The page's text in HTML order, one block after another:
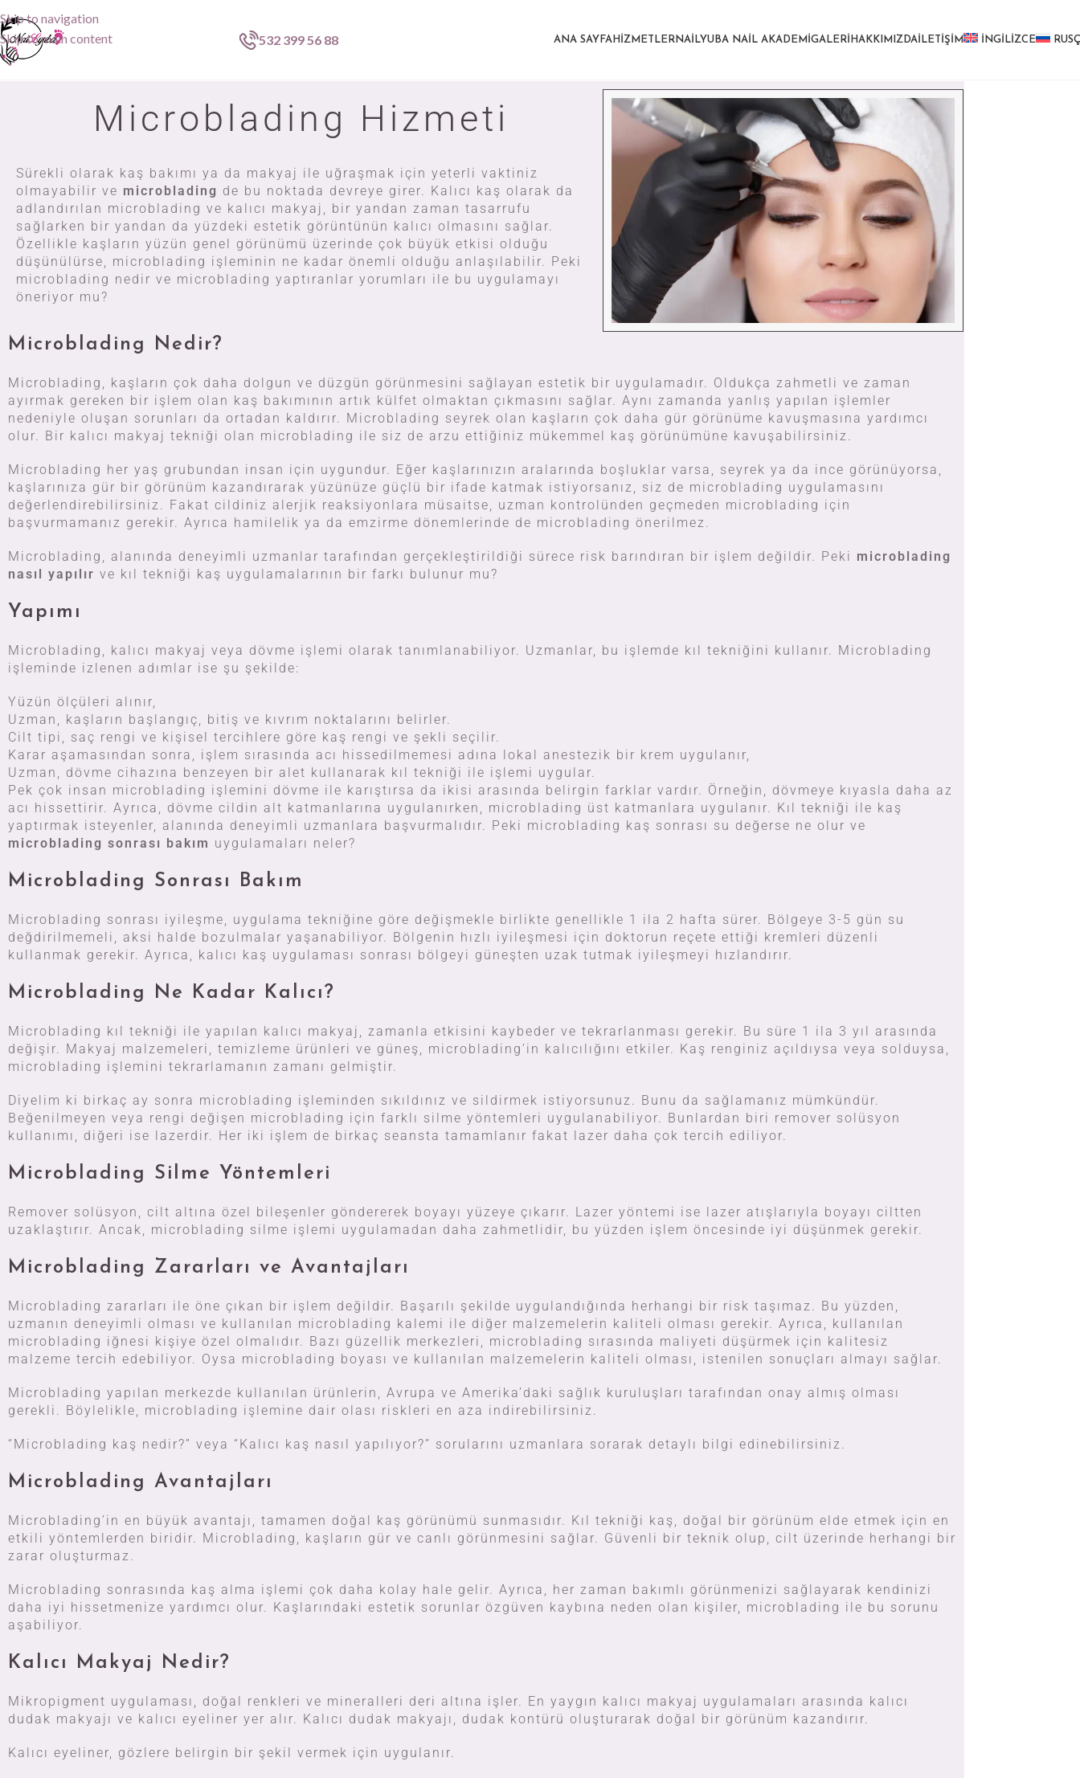
Skip to navigation
Skip to main content
532 399 56 88 ANA SAYFA HIZMETLER NAILYUBA NAIL AKADEMIGALERI HAKKIMIZDA İLETIŞIM İNGILIZCE
Microblading Hizmeti
Sürekli olarak kaş bakımı ya da makyaj ile uğraşmak için yeterli vaktiniz
olmayabilir ve microblading de bu noktada devreye girer. Kalıcı kaş olarak da
adlandırılan microblading ve kalıcı makyaj, bir yandan zaman tasarrufu
sağlarken bir yandan da yüzdeki estetik görüntünün kalıcı olmasını sağlar.
Özellikle kaşların yüzün genel görünümü üzerinde çok büyük etkisi olduğu
düşünülürse, microblading işleminin ne kadar önemli olduğu anlaşılabilir. Peki
microblading nedir ve microblading yaptıranlar yorumları ile bu uygulamayı
öneriyor mu?
Nailyuba
Tel : +9 0532 399 56 88
Whatsapp İçin Tıkla
Microblading Nedir?
Microblading, kaşların çok daha dolgun ve düzgün görünmesini sağlayan estetik bir uygulamadır. Oldukça zahmetli ve zaman
ayırmak gereken bir işlem olan kaş bakımının artık külfet olmaktan çıkmasını sağlar. Aynı zamanda yanlış yapılan işlemler
nedeniyle oluşan sorunları da ortadan kaldırır. Microblading seyrek olan kaşların çok daha gür görünüme kavuşmasına yardımcı
olur. Bir kalıcı makyaj tekniği olan microblading ile siz de arzu ettiğiniz mükemmel kaş görünümüne kavuşabilirsiniz.
Microblading her yaş grubundan insan için uygundur. Eğer kaşlarınızın aralarında boşluklar varsa, seyrek ya da ince görünüyorsa,
kaşlarınıza gür bir görünüm kazandırarak yüzünüze güçlü bir ifade katmak istiyorsanız, siz de microblading uygulamasını
değerlendirebilirsiniz. Fakat cildiniz alerjik reaksiyonlara müsaitse, uzman kontrolünden geçmeden microblading için
başvurmamanız gerekir. Ayrıca hamilelik ya da emzirme dönemlerinde de microblading önerilmez.
Microblading, alanında deneyimli uzmanlar tarafından gerçekleştirildiği sürece risk barındıran bir işlem değildir. Peki microblading
nasıl yapılır ve kıl tekniği kaş uygulamalarının bir farkı bulunur mu?
Yapımı
Microblading, kalıcı makyaj veya dövme işlemi olarak tanımlanabiliyor. Uzmanlar, bu işlemde kıl tekniğini kullanır. Microblading
işleminde izlenen adımlar ise şu şekilde:
Yüzün ölçüleri alınır,
Uzman, kaşların başlangıç, bitiş ve kıvrım noktalarını belirler.
Cilt tipi, saç rengi ve kişisel tercihlere göre kaş rengi ve şekli seçilir.
Karar aşamasından sonra, işlem sırasında acı hissedilmemesi adına lokal anestezik bir krem uygulanır,
Uzman, dövme cihazına benzeyen bir alet kullanarak kıl tekniği ile işlemi uygular.
Pek çok insan microblading işlemini dövme ile karıştırsa da ikisi arasında belirgin farklar vardır. Örneğin, dövmeye kıyasla daha az
acı hissettirir. Ayrıca, dövme cildin alt katmanlarına uygulanırken, microblading üst katmanlara uygulanır. Kıl tekniği ile kaş
yaptırmak isteyenler, alanında deneyimli uzmanlara başvurmalıdır. Peki microblading kaş sonrası su değerse ne olur ve
microblading sonrası bakım uygulamaları neler?
Microblading Sonrası Bakım
Microblading sonrası iyileşme, uygulama tekniğine göre değişmekle birlikte genellikle 1 ila 2 hafta sürer. Bölgeye 3-5 gün su
değdirilmemeli, aksi halde bozulmalar yaşanabiliyor. Bölgenin hızlı iyileşmesi için doktorun reçete ettiği kremleri düzenli
kullanmak gerekir. Ayrıca, kalıcı kaş uygulaması sonrası bölgeyi güneşten uzak tutmak iyileşmeyi hızlandırır.
Microblading Ne Kadar Kalıcı?
Microblading kıl tekniği ile yapılan kalıcı makyaj, zamanla etkisini kaybeder ve tekrarlanması gerekir. Bu süre 1 ila 3 yıl arasında
değişir. Makyaj malzemeleri, temizleme ürünleri ve güneş, microblading’in kalıcılığını etkiler. Kaş renginiz açıldıysa veya solduysa,
microblading işlemini tekrarlamanın zamanı gelmiştir.
Diyelim ki birkaç ay sonra microblading işleminden sıkıldınız ve sildirmek istiyorsunuz. Bunu da sağlamanız mümkündür.
Beğenilmeyen veya rengi değişen microblading için farklı silme yöntemleri uygulanabiliyor. Bunlardan biri remover solüsyon
kullanımı, diğeri ise lazerdir. Her iki işlem de birkaç seansta tamamlanır fakat lazer daha çok tercih ediliyor.
Microblading Silme Yöntemleri
Remover solüsyon, cilt altına özel bileşenler göndererek boyayı yüzeye çıkarır. Lazer yöntemi ise lazer atışlarıyla boyayı ciltten
uzaklaştırır. Ancak, microblading silme işlemi uygulamadan daha zahmetlidir, bu yüzden işlem öncesinde iyi düşünmek gerekir.
Microblading Zararları ve Avantajları
Microblading zararları ile öne çıkan bir işlem değildir. Başarılı şekilde uygulandığında herhangi bir risk taşımaz. Bu yüzden,
uzmanın deneyimli olması ve kullanılan microblading kalemi ile diğer malzemelerin kaliteli olması gerekir. Ayrıca, kullanılan
microblading iğnesi kişiye özel olmalıdır. Bazı güzellik merkezleri, microblading sırasında maliyeti düşürmek için kalitesiz
malzeme tercih edebiliyor. Oysa microblading boyası ve kullanılan malzemelerin kaliteli olması, istenilen sonuçları almayı sağlar.
Microblading yapılan merkezde kullanılan ürünlerin, Avrupa ve Amerika’daki sağlık kuruluşları tarafından onay almış olması
gerekli. Böylelikle, microblading işlemine dair olası riskleri en aza indirebilirsiniz.
“Microblading kaş nedir?” veya “Kalıcı kaş nasıl yapılıyor?” sorularını uzmanlara sorarak detaylı bilgi edinebilirsiniz.
Microblading Avantajları
Microblading’in en büyük avantajı, tamamen doğal kaş görünümü sunmasıdır. Kıl tekniği kaş, doğal bir görünüm elde etmek için en
etkili yöntemlerden biridir. Microblading, kaşların gür ve canlı görünmesini sağlar. Güvenli bir teknik olup, cilt üzerinde herhangi bir
zarar oluşturmaz.
Microblading sonrasında kaş alma işlemi çok daha kolay hale gelir. Ayrıca, her zaman bakımlı görünmenizi sağlayarak kendinizi
daha iyi hissetmenize yardımcı olur. Kaşlarındaki estetik sorunlar özgüven kaybına neden olan kişiler, microblading ile bu sorunu
aşabiliyor.
Kalıcı Makyaj Nedir?
Mikropigment uygulaması, doğal renkleri ve mineralleri deri altına işler. En yaygın kalıcı makyaj uygulamaları arasında kalıcı
dudak makyajı ve kalıcı eyeliner yer alır. Kalıcı dudak makyajı, dudak kontürü oluşturarak doğal bir görünüm kazandırır.
Kalıcı eyeliner, gözlere belirgin bir şekil vermek için uygulanır.